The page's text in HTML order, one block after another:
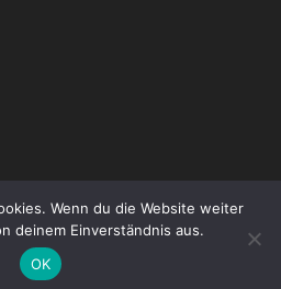
Themes| Powered by
WordPress
Wenn du die Website weiter
deinem Einverständnis aus.
OK